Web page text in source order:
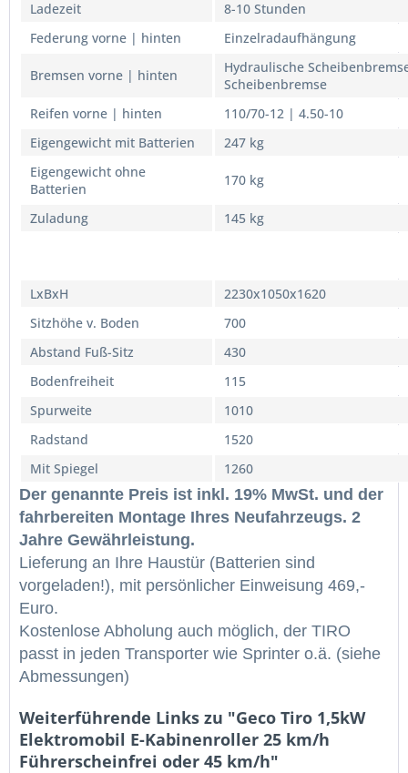
Ladezeit
8-10 Stunden
Federung vorne | hinten
Einzelradaufhängung
Bremsen vorne | hinten
Hydraulische
Scheibenbremse
Reifen vorne | hinten
110/70-12 | 4.50-10
Eigengewicht mit Batterien
247 kg
Eigengewicht ohne
Batterien
170 kg
Zuladung
145 kg
LxBxH
2230x1050x1620
Sitzhöhe v. Boden
700
Abstand Fuß-Sitz
430
Bodenfreiheit
115
Spurweite
1010
Radstand
1520
Mit Spiegel
1260
Der genannte Preis ist inkl. 19% MwSt. und der
fahrbereiten Montage Ihres Neufahrzeugs. 2
Jahre Gewährleistung.
Lieferung an Ihre Haustür (Batterien sind
vorgeladen!), mit persönlicher Einweisung 469,-
Euro.
Kostenlose Abholung auch möglich, der TIRO
passt in jeden Transporter wie Sprinter o.ä. (siehe
Abmessungen)
Weiterführende Links zu "Geco Tiro 1,5kW
Elektromobil E-​Kabinenroller 25 km/h
Führerscheinfrei oder 45 km/h"